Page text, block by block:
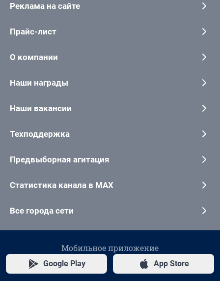
Реклама на сайте
Прайс-лист
О компании
Наши награды
Наши вакансии
Техподдержка
Предвыборная агитация
Статистика канала в MAX
Все города сети
Мобильное приложение
Google Play App Store